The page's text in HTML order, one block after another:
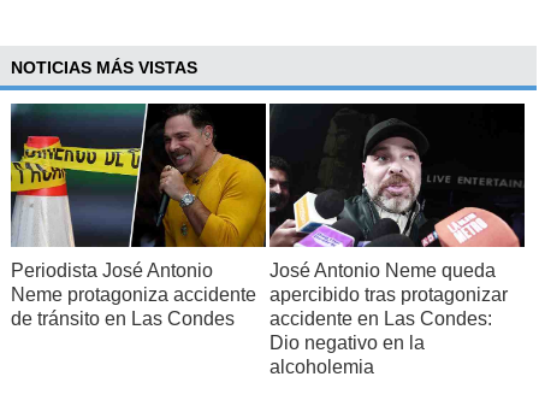
NOTICIAS MÁS VISTAS
Periodista José Antonio
Neme protagoniza accidente
de tránsito en Las Condes
José Antonio Neme queda
apercibido tras protagonizar
accidente en Las Condes:
Dio negativo en la
alcoholemia